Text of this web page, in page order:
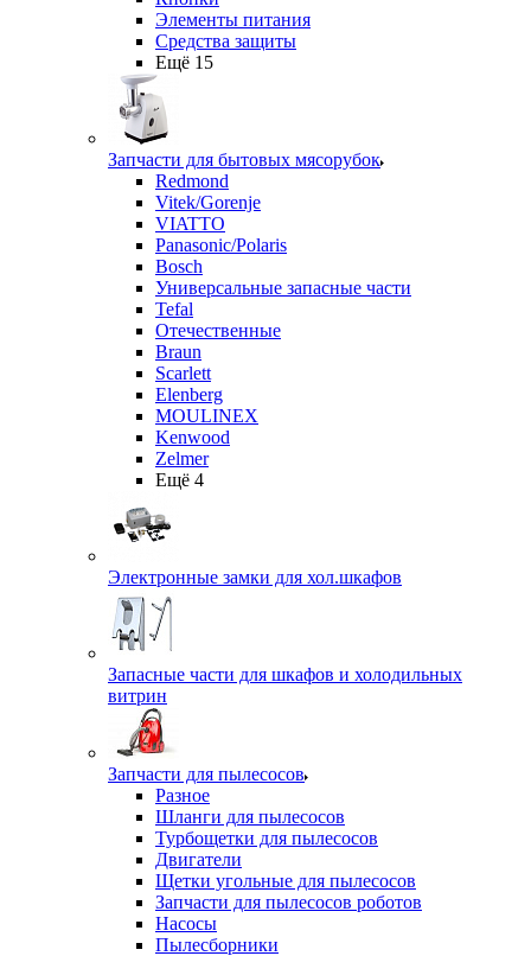
Элементы питания
Средства защиты
Ещё 15
Запчасти для бытовых мясорубок
Redmond
Vitek/Gorenje
VIATTO
Panasonic/Polaris
Bosch
Универсальные запасные части
Tefal
Отечественные
Braun
Scarlett
Elenberg
MOULINEX
Kenwood
Zelmer
Ещё 4
Электронные замки для хол.шкафов
Запасные части для шкафов и холодильных
витрин
Запчасти для пылесосов
Разное
Шланги для пылесосов
Турбощетки для пылесосов
Двигатели
Щетки угольные для пылесосов
Запчасти для пылесосов роботов
Насосы
Пылесборники